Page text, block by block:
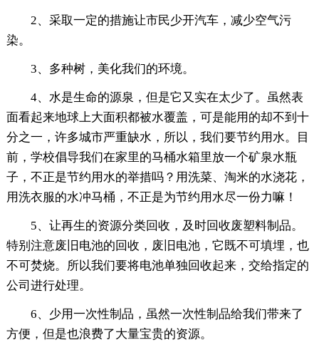
2、采取一定的措施让市民少开汽车，减少空气污
染。
3、多种树，美化我们的环境。
4、水是生命的源泉，但是它又实在太少了。虽然表
面看起来地球上大面积都被水覆盖，可是能用的却不到十
分之一，许多城市严重缺水，所以，我们要节约用水。目
前，学校倡导我们在家里的马桶水箱里放一个矿泉水瓶
子，不正是节约用水的举措吗？用洗菜、淘米的水浇花，
用洗衣服的水冲马桶，不正是为节约用水尽一份力嘛！
5、让再生的资源分类回收，及时回收废塑料制品。
特别注意废旧电池的回收，废旧电池，它既不可填埋，也
不可焚烧。所以我们要将电池单独回收起来，交给指定的
公司进行处理。
6、少用一次性制品，虽然一次性制品给我们带来了
方便，但是也浪费了大量宝贵的资源。